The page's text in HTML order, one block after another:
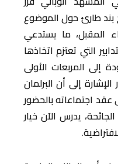
بند طارئ حول الموضوع
المقبل، ما يستدعي
التي تعتزم اتخاذها
إلى المربعات الأولى
إلى أن البرلمان
اجتماعاته بالحضور
يدرس الآن خيار